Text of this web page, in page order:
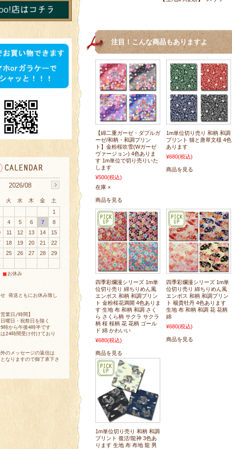
注目！こんな商品もありますよ
【綿二重ガーゼ・ダブルガ
ーゼ/和柄・和調プリン
ト】金粉桜吹雪(Wガーゼ
ヴァージョン) 4色ありま
す 1m単位で切り売りいた
します
¥500(税込)
在庫 ×
商品を見る
1m単位切り売り 和柄 和調
プリント 猫と唐草文様 4色
あります
¥680(税込)
商品を見る
四季彩爛漫シリーズ 1m単
位切り売り 綿ちりめん風
エンボス 和柄 和調プリン
ト 金粉桜花満開 4色ありま
す 生地 布 和柄 和調 さく
ら さくら柄 サクラ サクラ
柄 桜 桜柄 花 花柄 ゴール
ド 綿 かわいい
¥680(税込)
商品を見る
四季彩爛漫シリーズ 1m単
位切り売り 綿ちりめん風
エンボス 和柄 和調プリン
ト 楊貴牡丹 4色あります
生地 布 和柄 和調 花 花柄
綿
¥680(税込)
商品を見る
1m単位切り売り 和柄 和調
プリント 復活!龍神 3色あ
ります 生地 布 布地 龍 男
2026/08
火 水 木 金
土
1
4 5 6 7
8
11 12 13 14
15
18 19 20 21
22
25 26 27 28
29
■お休み
発送ともにお休み致し
営業日/時間】
曜日・祝祭日を除く
時から午後4時半です
は24時間受け付けており
のメッセージの返信は
なりますので御了承下さ